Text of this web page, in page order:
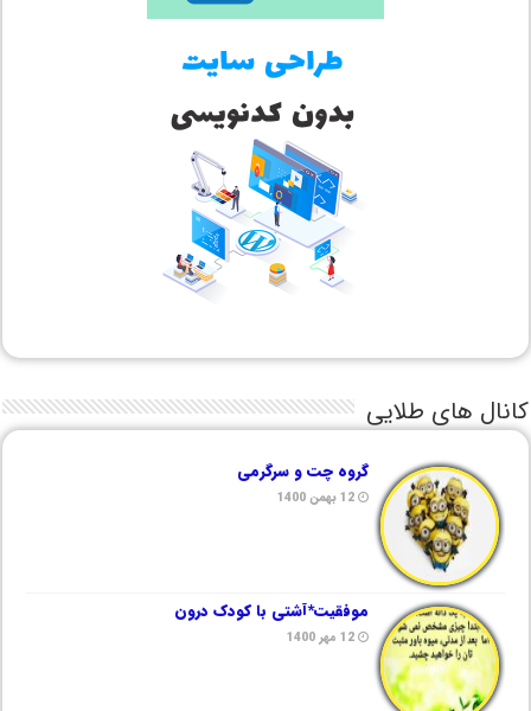
کانال های طلایی
گروه چت و سرگرمی
12 بهمن 1400
موفقیت*آشتی با کودک درون
12 مهر 1400